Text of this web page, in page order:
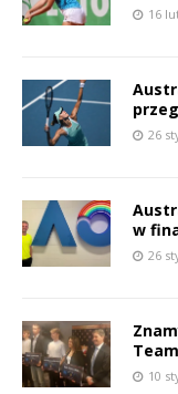
16
26
w
26
10